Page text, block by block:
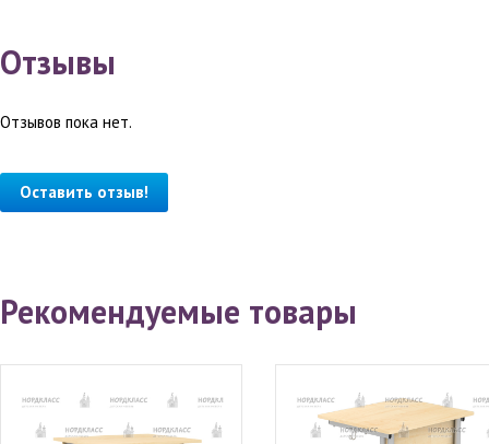
Отзывы
Отзывов пока нет.
Оставить отзыв!
Рекомендуемые товары